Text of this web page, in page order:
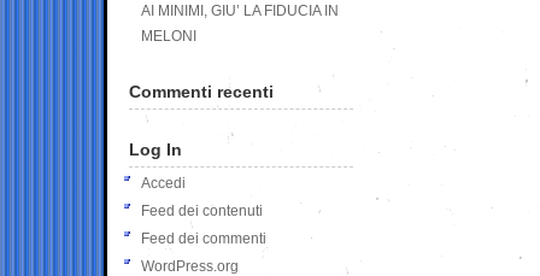
AI MINIMI, GIU’ LA FIDUCIA IN
MELONI
Commenti recenti
Log In
Accedi
Feed dei contenuti
Feed dei commenti
WordPress.org